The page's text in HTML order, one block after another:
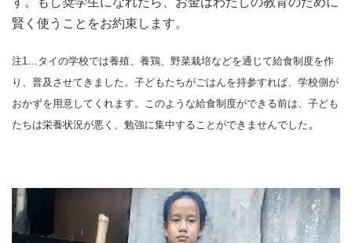
賢く使うことをお約束します。
注1…タイの学校では養殖、養鶏、野菜栽培などを通じて給食制度を作
り、普及させてきました。子どもたちがごはんを持参すれば、学校側が
おかずを用意してくれます。このような給食制度ができる前は、子ども
たちは栄養状況が悪く、勉強に集中することができませんでした 。